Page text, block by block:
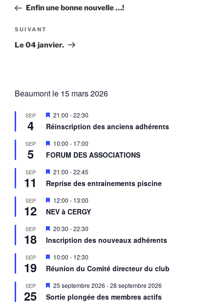
l’article
précédent
Enfin une bonne nouvelle …!
Article
suivant
SUIVANT
Le 04 janvier.
Beaumont le 15 mars 2026
SEP
4
M
i
s
n
a
a
n
t
21:00 -22:30
Réinscription des anciens adhérents
SEP
5
M
i
s
n
a
v
a
n
t
10:00 - 17:00
FORUM DES ASSOCIATIONS
SEP
11
M
s
n
a
a
n
t
21:00 -22:45
Reprise des entrainements piscine
SEP
12
M
i
s
n
a
a
n
t
12:00 - 13:00
NEV à CERGY
SEP
18
M
s
n
a
a
n
t
20:30 -22:30
Inscription des nouveaux adhérents
SEP
19
M
i
s
n
a
10:00 - 12:30
Réunion du Comité directeur du club
SEP
25
M
s
25 septembre 2026 -28 septembre 2026
Sortie plongée des membres actifs